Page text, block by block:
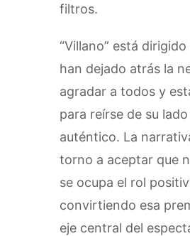
filtros.
“Villano” está
han dejado atrás la
agradar a todos y
para reírse de su
auténtico. La
torno a aceptar que
se ocupa el rol
convirtiendo esa
eje central del